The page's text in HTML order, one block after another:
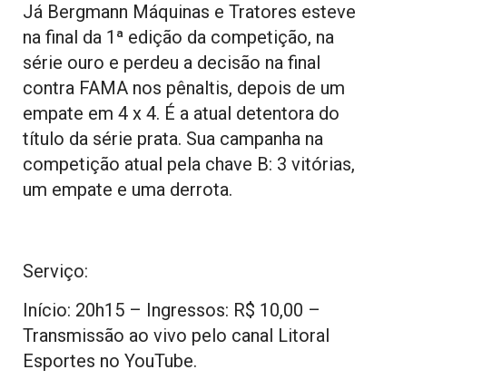
Já Bergmann Máquinas e Tratores esteve
na final da 1ª edição da competição, na
série ouro e perdeu a decisão na final
contra FAMA nos pênaltis, depois de um
empate em 4 x 4. É a atual detentora do
título da série prata. Sua campanha na
competição atual pela chave B: 3 vitórias,
um empate e uma derrota.
Serviço:
Início: 20h15 – Ingressos: R$ 10,00 –
Transmissão ao vivo pelo canal Litoral
Esportes no YouTube.